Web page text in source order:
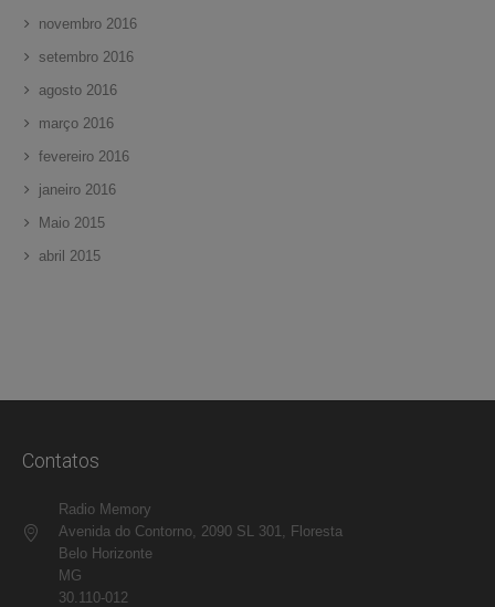
novembro 2016
setembro 2016
agosto 2016
março 2016
fevereiro 2016
janeiro 2016
Maio 2015
abril 2015
Contatos
Radio Memory
Avenida do Contorno, 2090 SL 301, Floresta
Belo Horizonte
MG
30.110-012